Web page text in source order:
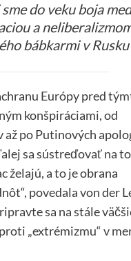
do veku boja
a
bábkarmi v Rusku
Európy pred
konšpiráciami, od
po Putinových
sa sústreďovať na
želajú, a to je obrana
povedala von der
sa na stále
„extrémizmu“ v